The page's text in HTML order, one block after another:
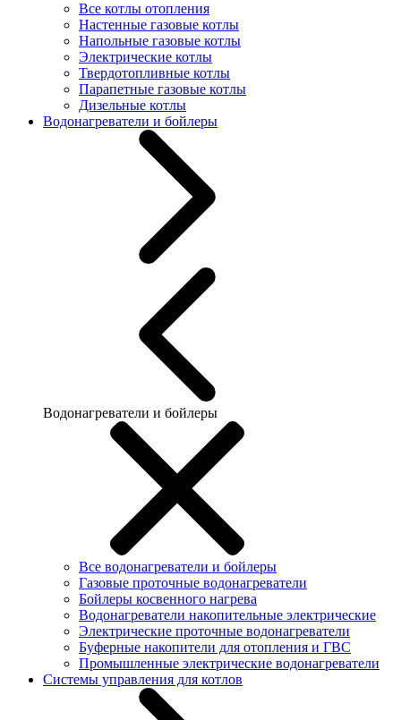
Все котлы отопления
Настенные газовые котлы
Напольные газовые котлы
Электрические котлы
Твердотопливные котлы
Парапетные газовые котлы
Дизельные котлы
Водонагреватели и бойлеры
Водонагреватели и бойлеры
Все водонагреватели и бойлеры
Газовые проточные водонагреватели
Бойлеры косвенного нагрева
Водонагреватели накопительные электрические
Электрические проточные водонагреватели
Буферные накопители для отопления и ГВС
Промышленные электрические водонагреватели
Системы управления для котлов